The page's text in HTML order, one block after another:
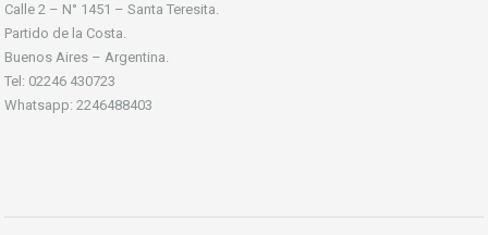
Calle 2 – N° 1451 – Santa Teresita.
Partido de la Costa.
Buenos Aires – Argentina.
Tel: 02246 430723
Whatsapp: 2246488403